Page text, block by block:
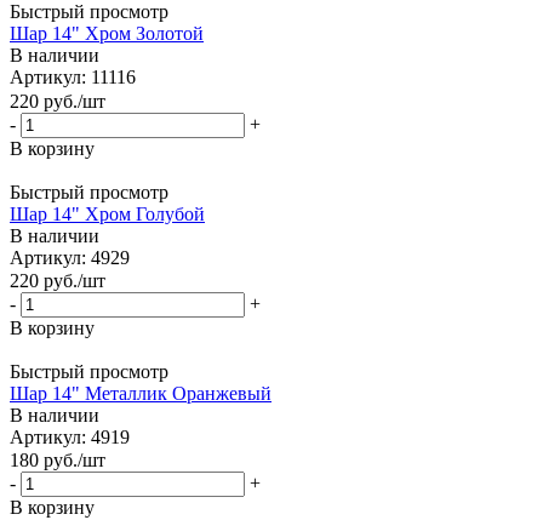
Быстрый просмотр
Шар 14" Хром Золотой
В наличии
Артикул: 11116
220 руб./шт
-
+
В корзину
Быстрый просмотр
Шар 14" Хром Голубой
В наличии
Артикул: 4929
220 руб./шт
-
+
В корзину
Быстрый просмотр
Шар 14" Металлик Оранжевый
В наличии
Артикул: 4919
180 руб./шт
-
+
В корзину